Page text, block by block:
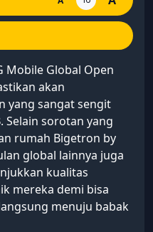
Mobile Global Open
akan
yang sangat sengit
Selain sorotan yang
rumah Bigetron by
global lainnya juga
kualitas
mereka demi bisa
menuju babak